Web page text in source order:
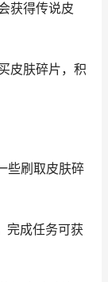
获得传说皮
皮肤碎片，积
些刷取皮肤碎
完成任务可获